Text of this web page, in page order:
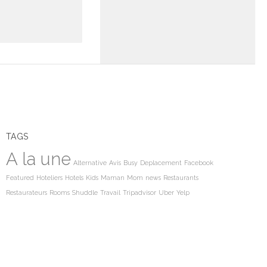
TAGS
A la une Alternative Avis Busy Deplacement Facebook
Featured Hoteliers Hotels Kids Maman Mom news Restaurants
Restaurateurs Rooms Shuddle Travail Tripadvisor Uber Yelp